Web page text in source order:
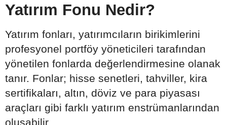
Yatırım Fonu Nedir?
Yatırım fonları, yatırımcıların birikimlerini
profesyonel portföy yöneticileri tarafından
yönetilen fonlarda değerlendirmesine olanak
tanır. Fonlar; hisse senetleri, tahviller, kira
sertifikaları, altın, döviz ve para piyasası
araçları gibi farklı yatırım enstrümanlarından
oluşabilir.